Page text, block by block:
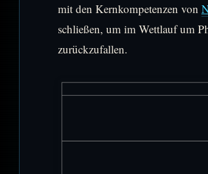
mit den Kernkompetenzen von
schließen, um im Wettlauf um
zurückzufallen.